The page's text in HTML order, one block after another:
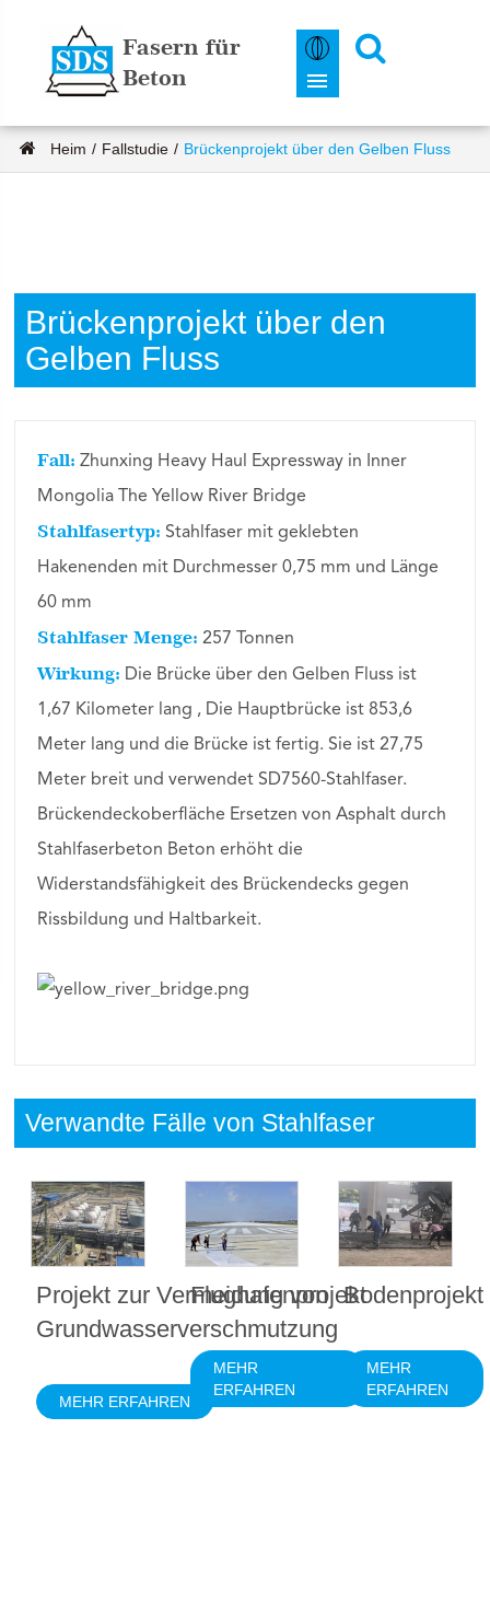
Fasern für
Beton
Heim Fallstudie Brückenprojekt über den Gelben Fluss
Brückenprojekt über den
Gelben Fluss
Fall: Zhunxing Heavy Haul Expressway in Inner
Mongolia The Yellow River Bridge
Stahlfasertyp: Stahlfaser mit geklebten
Hakenenden mit Durchmesser 0,75 mm und Länge
60 mm
Stahlfaser Menge: 257 Tonnen
Wirkung: Die Brücke über den Gelben Fluss ist
1,67 Kilometer lang , Die Hauptbrücke ist 853,6
Meter lang und die Brücke ist fertig. Sie ist 27,75
Meter breit und verwendet SD7560-Stahlfaser.
Brückendeckoberfläche Ersetzen von Asphalt durch
Stahlfaserbeton Beton erhöht die
Widerstandsfähigkeit des Brückendecks gegen
Rissbildung und Haltbarkeit.
Verwandte Fälle von Stahlfaser
Projekt zur Vermeidung von
Grundwasserverschmutzung
MEHR ERFAHREN
Flughafenprojekt
MEHR
ERFAHREN
Bodenprojekt
MEHR
ERFAHREN